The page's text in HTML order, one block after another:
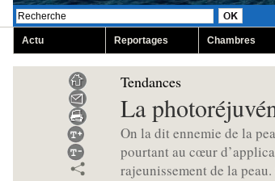
Actu Reportages Chambres
Tendances
La
On la dit ennemie de la
pourtant au cœur
rajeunissement de la